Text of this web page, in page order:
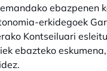
ebazpenen
erkidegoek
Kontseiluari
ebazteko